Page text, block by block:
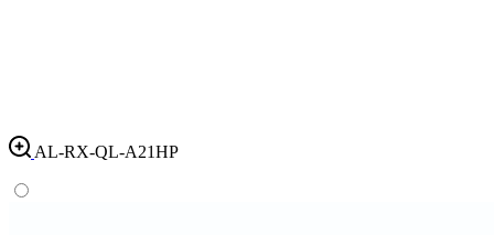
AL-RX-QL-A21HP